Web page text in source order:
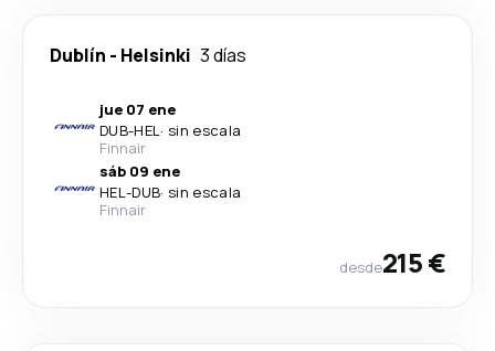
Dublín - Helsinki 3 días
jue 07 ene
DUB-HEL· sin escala
Finnair
sáb 09 ene
HEL-DUB· sin escala
Finnair
desde215 €